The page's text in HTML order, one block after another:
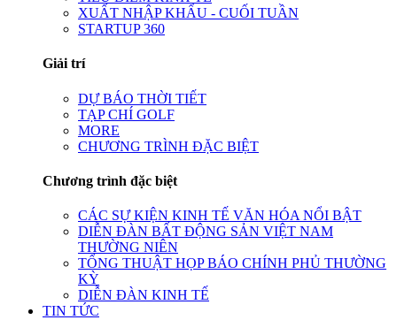
XUẤT NHẬP KHẨU - CUỐI TUẦN
STARTUP 360
Giải trí
DỰ BÁO THỜI TIẾT
TẠP CHÍ GOLF
MORE
CHƯƠNG TRÌNH ĐẶC BIỆT
Chương trình đặc biệt
CÁC SỰ KIỆN KINH TẾ VĂN HÓA NỔI BẬT
DIỄN ĐÀN BẤT ĐỘNG SẢN VIỆT NAM
THƯỜNG NIÊN
TỔNG THUẬT HỌP BÁO CHÍNH PHỦ THƯỜNG
KỲ
DIỄN ĐÀN KINH TẾ
TIN TỨC